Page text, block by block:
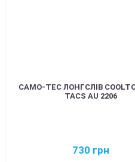
CAMO-TEC ЛОНГСЛІВ
TACS AU 2206
730 грн